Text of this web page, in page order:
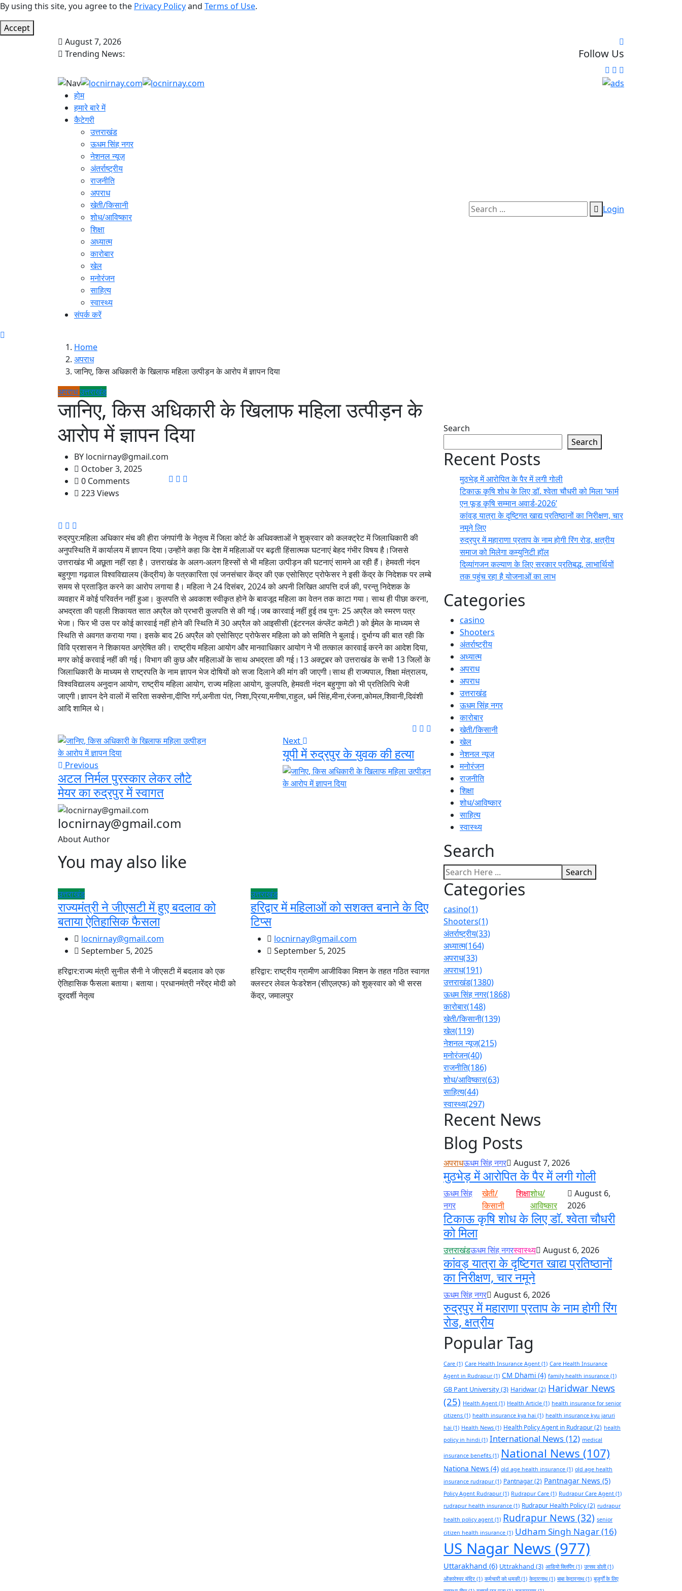
By using this site, you agree to the Privacy Policyand Terms of Use.
Accept
August 7, 2026
Trending News:
Follow Us
होम
हमारे बारे में
कैटेगरी
उत्तराखंड
ऊधम सिंह नगर
नेशनल न्यूज़
अंतर्राष्ट्रीय
राजनीति
अपराध
खेती/किसानी
शोध/आविष्कार
शिक्षा
अध्यात्म
कारोबार
खेल
मनोरंजन
साहित्य
स्वास्थ्य
संपर्क करें
Login
Home
अपराध
जानिए, किस अधिकारी के खिलाफ महिला उत्पीड़न के आरोप में ज्ञापन दिया
अपराधउत्तराखंड
जानिए, किस अधिकारी के खिलाफ महिला उत्पीड़न के
आरोप में ज्ञापन दिया
BY locnirnay@gmail.com
October 3, 2025
0 Comments
223 Views
रुद्रपुर:महिला अधिकार मंच की हीरा जंगपांगी के नेतृत्व में जिला कोर्ट के अधिवक्ताओं ने शुक्रवार को कलक्ट्रेट में जिलाधिकारी की
अनुपस्थिति में कार्यालय में ज्ञापन दिया।उन्होंने कहा कि देश में महिलाओं पर बढ़ती हिंसात्मक घटनाएं बेहद गंभीर विषय है।जिससे
उत्तराखंड भी अछूता नहीं रहा है। उत्तराखंड के अलग-अलग हिस्सों से भी महिला उत्पीड़न की घटनाएं सामने आ रही हैं। हेमवती नंदन
बहुगुणा गढ़वाल विश्वविद्यालय (केंद्रीय) के पत्रकारिता एवं जनसंचार केंद्र की एक एसोसिएट प्रोफेसर ने इसी केंद्र के निदेशक पर लम्बे
समय से प्रताड़ित करने का आरोप लगाया है। महिला ने 24 दिसंबर, 2024 को अपनी लिखित आपत्ति दर्ज की, परन्तु निदेशक के
व्यवहार में कोई परिवर्तन नहीं हुआ। कुलपति से अवकाश स्वीकृत होने के बावजूद महिला का वेतन तक काटा गया। साथ ही पीछा करना,
अभद्रता की पहली शिकायत सात अप्रैल को प्रभारी कुलपति से की गई।जब कारवाई नहीं हुई तब पुनः 25 अप्रैल को स्मरण पत्र
भेजा। फिर भी उस पर कोई कारवाई नहीं होने की स्थिति में 30 अप्रैल को आइसीसी (इंटरनल कंप्लेंट कमेटी ) को ईमेल के माध्यम से
स्थिति से अवगत कराया गया। इसके बाद 26 अप्रैल को एसोसिएट प्रोफेसर महिला को को समिति ने बुलाई। दुर्भाग्य की बात रही कि
विवि प्रशासन ने शिकायत अग्रेषित की। राष्ट्रीय महिला आयोग और मानवाधिकार आयोग ने भी तत्काल कारवाई करने का आदेश दिया,
मगर कोई करवाई नहीं की गई। विभाग की कुछ और महिलाओं के साथ अभद्रता की गई।13 अक्टूबर को उत्तराखंड के सभी 13 जिलों के
जिलाधिकारी के माध्यम से राष्ट्रपति के नाम ज्ञापन भेज दोषियों को सजा दिलाने की मांग की जाएगी।साथ ही राज्यपाल, शिक्षा मंत्रालय,
विश्वविद्यालय अनुदान आयोग, राष्ट्रीय महिला आयोग, राज्य महिला आयोग, कुलपति, हेमवती नंदन बहुगुणा को भी प्रतिलिपि भेजी
जाएगी।ज्ञापन देने वालों में सरिता सक्सेना,दीप्ति गर्ग,अनीता पंत, निशा,प्रिया,मनीषा,राहुल, धर्म सिंह,मीना,रंजना,कोमल,शिवानी,दिवंशी
आदि शामिल थे।
Previous
अटल निर्मल पुरस्कार लेकर लौटे
मेयर का रुद्रपुर में स्वागत
Next
यूपी में रुद्रपुर के युवक की हत्या
locnirnay@gmail.com
About Author
You may also like
उत्तराखंड
राज्यमंत्री ने जीएसटी में हुए बदलाव को
बताया ऐतिहासिक फैसला
locnirnay@gmail.com
September 5, 2025
हरिद्वार:राज्य मंत्री सुनील सैनी ने जीएसटी में बदलाव को एक
ऐतिहासिक फैसला बताया। बताया। प्रधानमंत्री नरेंद्र मोदी को
दूरदर्शी नेतृत्व
उत्तराखंड
हरिद्वार में महिलाओं को सशक्त बनाने के दिए
टिप्स
locnirnay@gmail.com
September 5, 2025
हरिद्वार: राष्ट्रीय ग्रामीण आजीविका मिशन के तहत गठित स्वागत
क्लस्टर लेवल फेडरेशन (सीएलएफ) को शुक्रवार को भी सरस
केंद्र, जमालपुर
Search
Search
Recent Posts
मुठभेड़ में आरोपित के पैर में लगी गोली
टिकाऊ कृषि शोध के लिए डॉ. श्वेता चौधरी को मिला ‘फार्म
एन फूड कृषि सम्मान अवार्ड-2026’
कांवड़ यात्रा के दृष्टिगत खाद्य प्रतिष्ठानों का निरीक्षण, चार
नमूने लिए
रुद्रपुर में महाराणा प्रताप के नाम होगी रिंग रोड, क्षत्रीय
समाज को मिलेगा कम्युनिटी हॉल
दिव्यांगजन कल्याण के लिए सरकार प्रतिबद्ध, लाभार्थियों
तक पहुंच रहा है योजनाओं का लाभ
Categories
casino
Shooters
अंतर्राष्ट्रीय
अध्यात्म
अपराध
अपराध
उत्तराखंड
ऊधम सिंह नगर
कारोबार
खेती/किसानी
खेल
नेशनल न्यूज़
मनोरंजन
राजनीति
शिक्षा
शोध/आविष्कार
साहित्य
स्वास्थ्य
Search
Search
Categories
casino(1)
Shooters(1)
अंतर्राष्ट्रीय(33)
अध्यात्म(164)
अपराध(33)
अपराध(191)
उत्तराखंड(1380)
ऊधम सिंह नगर(1868)
कारोबार(148)
खेती/किसानी(139)
खेल(119)
नेशनल न्यूज़(215)
मनोरंजन(40)
राजनीति(186)
शोध/आविष्कार(63)
साहित्य(44)
स्वास्थ्य(297)
Recent News
Blog Posts
अपराधऊधम सिंह नगर August 7, 2026
मुठभेड़ में आरोपित के पैर में लगी गोली
ऊधम सिंह
नगर
खेती/
किसानी
शिक्षाशोध/
आविष्कार
August 6,
2026
टिकाऊ कृषि शोध के लिए डॉ. श्वेता चौधरी
को मिला
उत्तराखंडऊधम सिंह नगरस्वास्थ्य August 6, 2026
कांवड़ यात्रा के दृष्टिगत खाद्य प्रतिष्ठानों
का निरीक्षण, चार नमूने
ऊधम सिंह नगर August 6, 2026
रुद्रपुर में महाराणा प्रताप के नाम होगी रिंग
रोड, क्षत्रीय
Popular Tag
Care (1) Care Health Insurance Agent (1) Care Health Insurance
Agent in Rudrapur(1) CM Dhami (4) family health insurance (1)
GB Pant University(3) Haridwar(2) Haridwar News
(25) Health Agent (1) Health Article (1) health insurance for senior
citizens (1) health insurance kya hai (1) health insurance kyu jaruri
hai (1) Health News (1) Health Policy Agent in Rudrapur(2) health
policy in hindi (1) International News (12) medical
insurance benefits (1) National News (107)
Nationa News (4) old age health insurance (1) old age health
insurance rudrapur(1) Pantnagar(2) Pantnagar News (5)
Policy Agent Rudrapur(1) Rudrapur Care (1) Rudrapur Care Agent (1)
rudrapur health insurance (1) Rudrapur Health Policy(2) rudrapur
health policy agent (1) Rudrapur News(32) senior
citizen health insurance (1) Udham Singh Nagar(16)
US Nagar News (977)
Uttarakhand (6) Uttrakhand (3) आडियो क्लिपिंग (1) उत्सव डोली(1)
ओंकारेश्वर मंदिर (1) कर्मचारी को धमकी(1) केदारनाथ(1) बाबा केदारनाथ(1) बुज़ुर्गों के लिए